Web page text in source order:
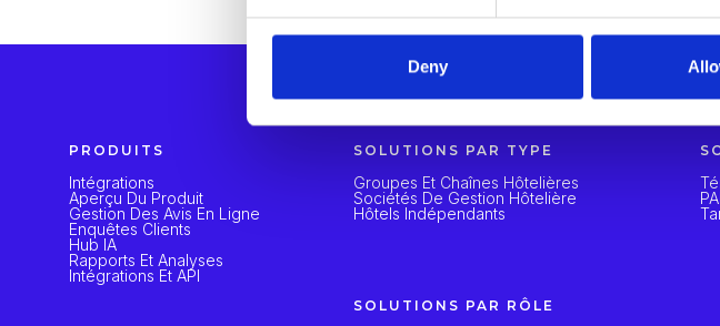
Deny
PRODUITS
Intégrations
Aperçu Du Produit
Gestion Des Avis En Ligne
Enquêtes Clients
Hub IA
Rapports Et Analyses
Intégrations Et API
SOLUTIONS PAR TYPE
Groupes Et Chaînes Hôtelières
Sociétés De Gestion Hôtelière
Hôtels Indépendants
SOLUTIONS PAR RÔLE